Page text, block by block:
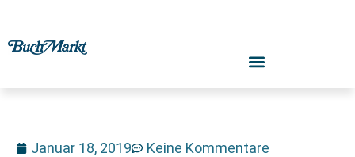
Januar 18, 2019 Keine Kommentare